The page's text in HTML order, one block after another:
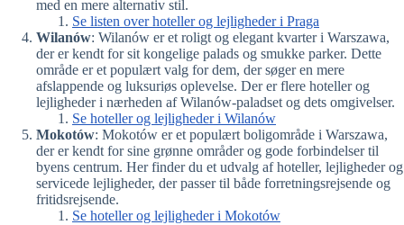
med en mere alternativ stil.
Se listen over hoteller og lejligheder i Praga
Wilanów: Wilanów er et roligt og elegant kvarter i Warszawa,
der er kendt for sit kongelige palads og smukke parker. Dette
område er et populært valg for dem, der søger en mere
afslappende og luksuriøs oplevelse. Der er flere hoteller og
lejligheder i nærheden af Wilanów-paladset og dets omgivelser.
Se hoteller og lejligheder i Wilanów
Mokotów: Mokotów er et populært boligområde i Warszawa,
der er kendt for sine grønne områder og gode forbindelser til
byens centrum. Her finder du et udvalg af hoteller, lejligheder og
servicede lejligheder, der passer til både forretningsrejsende og
fritidsrejsende.
Se hoteller og lejligheder i Mokotów